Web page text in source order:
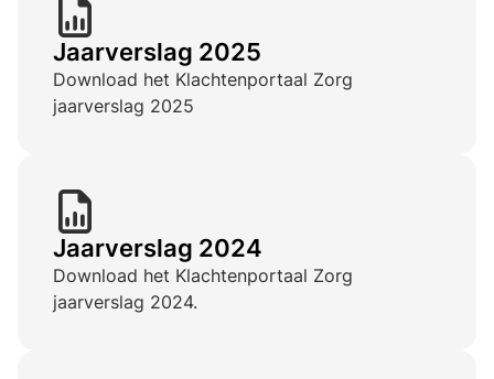
Jaarverslag 2025
Download het Klachtenportaal Zorg
jaarverslag 2025
Jaarverslag 2024
Download het Klachtenportaal Zorg
jaarverslag 2024.